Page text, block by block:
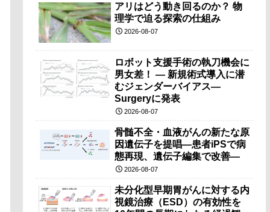
アリはどう動き回るのか？ 物
理学で迫る探索の仕組み
2026-08-07
ロボット支援手術の執刀機会に
男女差！ — 新規術式導入に潜
むジェンダーバイアス—
Surgeryに発表
2026-08-07
骨髄不全・血液がんの新たな原
因遺伝子を提唱―患者iPSで病
態再現、遺伝子編集で改善―
2026-08-07
未分化型早期胃がんに対する内
視鏡治療（ESD）の有効性を